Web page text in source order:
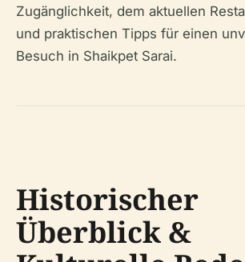
Zugänglichkeit, dem aktuellen
und praktischen Tipps für einen
Besuch in Shaikpet Sarai.
Historischer
Überblick &